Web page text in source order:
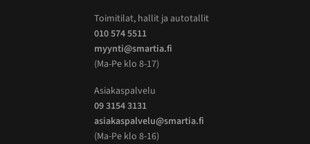
Toimitilat, hallit ja autotallit
010 574 5511
myynti@smartia.fi
(Ma-Pe klo 8-17)
Asiakaspalvelu
09 3154 3131
asiakaspalvelu@smartia.fi
(Ma-Pe klo 8-16)